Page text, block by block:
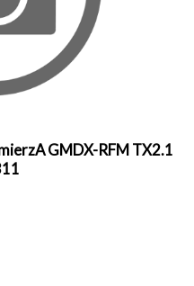
GMDX-RFM TX2.1